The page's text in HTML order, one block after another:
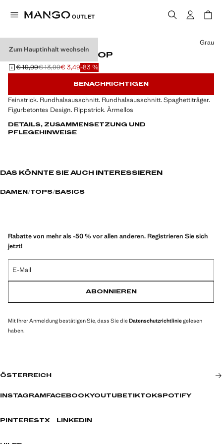
Zum Hauptinhalt wechseln
STRICK-TRÄGERTOP
Ausgangspreis durchgestrichen [€ 19,99 ]
€ 19,99
Zweiter Preis durchgestrichen [€ 13,99 ]
€ 13,99
Aktueller Preis [€ 3,49 ]
€ 3,49-83 %
Wählen Sie eine Farbe
Grau
BENACHRICHTIGEN
Feinstrick. Rundhalsausschnitt. Rundhalsausschnitt. Spaghettiträger.
Figurbetontes Design. Rippstrick. Ärmellos
DETAILS, ZUSAMMENSETZUNG UND
PFLEGEHINWEISE
DAS KÖNNTE SIE AUCH INTERESSIEREN
DAMEN TOPS BASICS
Rabatte von mehr als -50 % vor allen anderen. Registrieren Sie sich
jetzt!
E-Mail
ABONNIEREN
Mit Ihrer Anmeldung bestätigen Sie, dass Sie dieDatenschutzrichtliniegelesen
haben.
ÖSTERREICH
INSTAGRAM FACEBOOKYOUTUBETIKTOKSPOTIFY
PINTERESTX LINKEDIN